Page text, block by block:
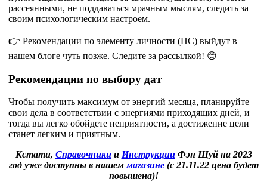
рассеянными, не поддаваться мрачным мыслям, следить за
своим психологическим настроем.
👉 Рекомендации по элементу личности (НС) выйдут в
нашем блоге чуть позже. Следите за рассылкой! 😊
Рекомендации по выбору дат
Чтобы получить максимум от энергий месяца, планируйте
свои дела в соответствии с энергиями приходящих дней, и
тогда вы легко обойдете неприятности, а достижение цели
станет легким и приятным.
Кстати, Справочникии ИнструкцииФэн Шуй на 2023
год уже доступны в нашеммагазине(с 21.11.22 цена будет
повышена)!